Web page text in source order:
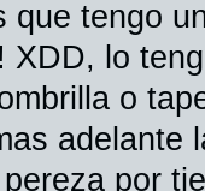
que tengo
XDD, lo
o
adelante
por